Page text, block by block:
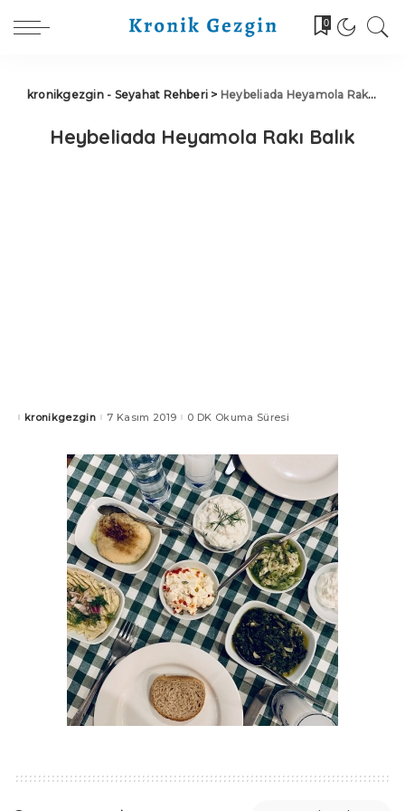
0
kronikgezgin - Seyahat Rehberi > Heybeliada Heyamola Rakı Balık
Heybeliada Heyamola Rakı Balık
Posted
kronikgezgin 7 Kasım 2019 0 DK Okuma Süresi